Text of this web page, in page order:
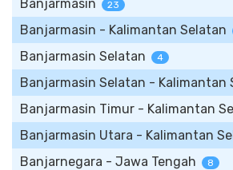
Banjarmasin 23
Banjarmasin - Kalimantan Selatan
Banjarmasin Selatan 4
Banjarmasin Selatan - Kalimantan
Banjarmasin Timur - Kalimantan
Banjarmasin Utara - Kalimantan
Banjarnegara - Jawa Tengah 8